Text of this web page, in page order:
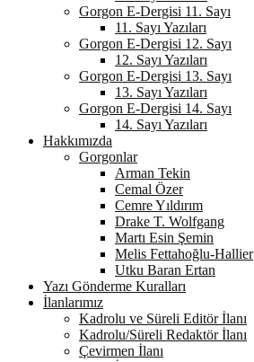
Gorgon E-Dergisi 11. Sayı
11. Sayı Yazıları
Gorgon E-Dergisi 12. Sayı
12. Sayı Yazıları
Gorgon E-Dergisi 13. Sayı
13. Sayı Yazıları
Gorgon E-Dergisi 14. Sayı
14. Sayı Yazıları
Hakkımızda
Gorgonlar
Arman Tekin
Cemal Özer
Cemre Yıldırım
Drake T. Wolfgang
Martı Esin Şemin
Melis Fettahoğlu-Hallier
Utku Baran Ertan
Yazı Gönderme Kuralları
İlanlarımız
Kadrolu ve Süreli Editör İlanı
Kadrolu/Süreli Redaktör İlanı
Çevirmen İlanı